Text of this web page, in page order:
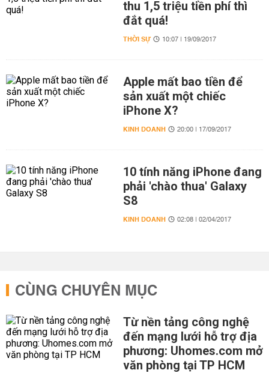
thu 1,5 triệu tiền phí thì
đắt quá!
THỜI SỰ 10:07 | 19/09/2017
Apple mất bao tiền để
sản xuất một chiếc
iPhone X?
KINH DOANH 20:00 | 17/09/2017
10 tính năng iPhone đang
phải 'chào thua' Galaxy
S8
KINH DOANH 02:08 | 02/04/2017
CÙNG CHUYÊN MỤC
Từ nền tảng công nghệ
đến mạng lưới hỗ trợ địa
phương: Uhomes.com mở
văn phòng tại TP HCM